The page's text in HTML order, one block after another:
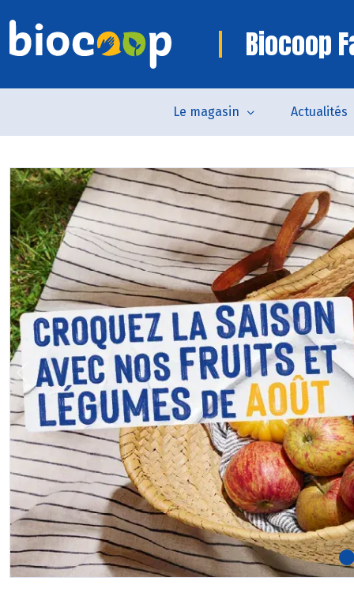
Biocoop
Le magasin Actualités
Previous